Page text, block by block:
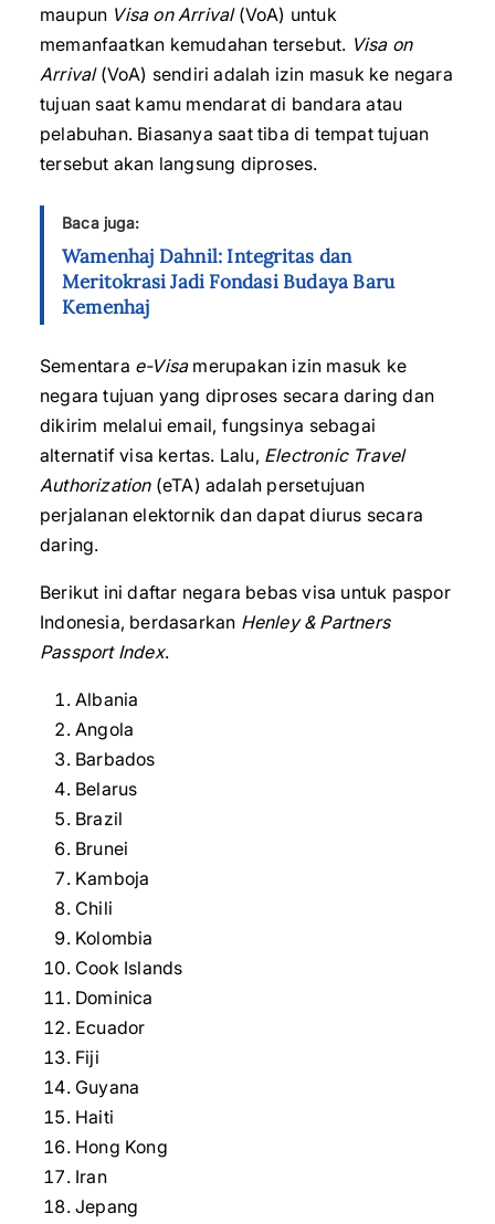
maupun Visa on Arrival(VoA) untuk
memanfaatkan kemudahan tersebut. Visa on
Arrival(VoA) sendiri adalah izin masuk ke negara
tujuan saat kamu mendarat di bandara atau
pelabuhan. Biasanya saat tiba di tempat tujuan
tersebut akan langsung diproses.
Baca juga:
Wamenhaj Dahnil: Integritas dan
Meritokrasi Jadi Fondasi Budaya Baru
Kemenhaj
Sementara e-Visamerupakan izin masuk ke
negara tujuan yang diproses secara daring dan
dikirim melalui email, fungsinya sebagai
alternatif visa kertas. Lalu, Electronic Travel
Authorization(eTA) adalah persetujuan
perjalanan elektornik dan dapat diurus secara
daring.
Berikut ini daftar negara bebas visa untuk paspor
Indonesia, berdasarkan Henley & Partners
Passport Index.
Albania
Angola
Barbados
Belarus
Brazil
Brunei
Kamboja
Chili
Kolombia
Cook Islands
Dominica
Ecuador
Fiji
Guyana
Haiti
Hong Kong
Iran
Jepang